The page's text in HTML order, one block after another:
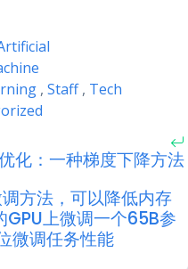
, Staff , Tech
化：一种梯度下降方法
方法，可以降低内存
上微调一个65B参
微调任务性能